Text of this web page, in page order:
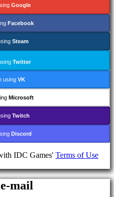
Google
Facebook
Steam
Twitter
using VK
Microsoft
Twitch
Discord
IDC Games' Terms of Use
mail